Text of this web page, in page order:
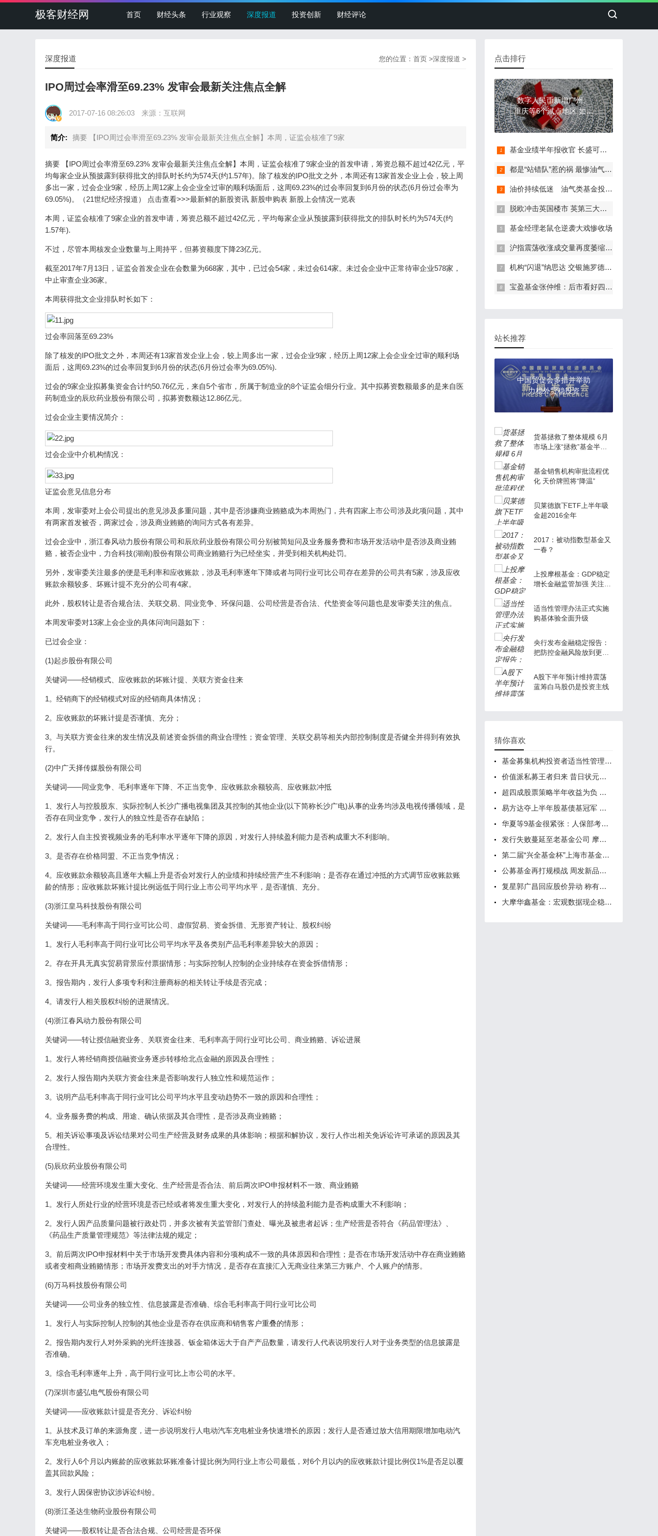
极客财经网 首页 财经头条 行业观察 深度报道 投资创新 财经评论
您的位置： 首页 >深度报道 >
深度报道
IPO周过会率滑至69.23% 发审会最新关注焦点全解
2017-07-16 08:26:03 来源：互联网
简介: 摘要 【IPO周过会率滑至69.23% 发审会最新关注焦点全解】本周，证监会核准了9家
摘要 【IPO周过会率滑至69.23% 发审会最新关注焦点全解】本周，证监会核准了9家企业的首发申请，筹资总额不超过42亿元，平
均每家企业从预披露到获得批文的排队时长约为574天(约1.57年)。除了核发的IPO批文之外，本周还有13家首发企业上会，较上周
多出一家，过会企业9家，经历上周12家上会企业全过审的顺利场面后，这周69.23%的过会率回复到6月份的状态(6月份过会率为
69.05%)。（21世纪经济报道） 点击查看>>>最新鲜的新股资讯 新股申购表 新股上会情况一览表
本周，证监会核准了9家企业的首发申请，筹资总额不超过42亿元，平均每家企业从预披露到获得批文的排队时长约为574天(约
1.57年).
不过，尽管本周核发企业数量与上周持平，但募资额度下降23亿元。
截至2017年7月13日，证监会首发企业在会数量为668家，其中，已过会54家，未过会614家。未过会企业中正常待审企业578家，
中止审查企业36家。
本周获得批文企业排队时长如下：
过会率回落至69.23%
除了核发的IPO批文之外，本周还有13家首发企业上会，较上周多出一家，过会企业9家，经历上周12家上会企业全过审的顺利场
面后，这周69.23%的过会率回复到6月份的状态(6月份过会率为69.05%).
过会的9家企业拟募集资金合计约50.76亿元，来自5个省市，所属于制造业的8个证监会细分行业。其中拟募资数额最多的是来自医
药制造业的辰欣药业股份有限公司，拟募资数额达12.86亿元。
过会企业主要情况简介：
过会企业中介机构情况：
证监会意见信息分布
本周，发审委对上会公司提出的意见涉及多重问题，其中是否涉嫌商业贿赂成为本周热门，共有四家上市公司涉及此项问题，其中
有两家首发被否，两家过会，涉及商业贿赂的询问方式各有差异。
过会企业中，浙江春风动力股份有限公司和辰欣药业股份有限公司分别被简短问及业务服务费和市场开发活动中是否涉及商业贿
赂，被否企业中，力合科技(湖南)股份有限公司商业贿赂行为已经坐实，并受到相关机构处罚。
另外，发审委关注最多的便是毛利率和应收账款，涉及毛利率逐年下降或者与同行业可比公司存在差异的公司共有5家，涉及应收
账款余额较多、坏账计提不充分的公司有4家。
此外，股权转让是否合规合法、关联交易、同业竞争、环保问题、公司经营是否合法、代垫资金等问题也是发审委关注的焦点。
本周发审委对13家上会企业的具体问询问题如下：
已过会企业：
(1)起步股份有限公司
关键词——经销模式、应收账款的坏账计提、关联方资金往来
1。经销商下的经销模式对应的经销商具体情况；
2。应收账款的坏账计提是否谨慎、充分；
3。与关联方资金往来的发生情况及前述资金拆借的商业合理性；资金管理、关联交易等相关内部控制制度是否健全并得到有效执
行。
(2)中广天择传媒股份有限公司
关键词——同业竞争、毛利率逐年下降、不正当竞争、应收账款余额较高、应收账款冲抵
1、发行人与控股股东、实际控制人长沙广播电视集团及其控制的其他企业(以下简称长沙广电)从事的业务均涉及电视传播领域，是
否存在同业竞争，发行人的独立性是否存在缺陷；
2。发行人自主投资视频业务的毛利率水平逐年下降的原因，对发行人持续盈利能力是否构成重大不利影响。
3。是否存在价格同盟、不正当竞争情况；
4。应收账款余额较高且逐年大幅上升是否会对发行人的业绩和持续经营产生不利影响；是否存在通过冲抵的方式调节应收账款账
龄的情形；应收账款坏账计提比例远低于同行业上市公司平均水平，是否谨慎、充分。
(3)浙江皇马科技股份有限公司
关键词——毛利率高于同行业可比公司、虚假贸易、资金拆借、无形资产转让、股权纠纷
1。发行人毛利率高于同行业可比公司平均水平及各类别产品毛利率差异较大的原因；
2。存在开具无真实贸易背景应付票据情形；与实际控制人控制的企业持续存在资金拆借情形；
3。报告期内，发行人多项专利和注册商标的相关转让手续是否完成；
4。请发行人相关股权纠纷的进展情况。
(4)浙江春风动力股份有限公司
关键词——转让授信融资业务、关联资金往来、毛利率高于同行业可比公司、商业贿赂、诉讼进展
1。发行人将经销商授信融资业务逐步转移给北点金融的原因及合理性；
2。发行人报告期内关联方资金往来是否影响发行人独立性和规范运作；
3。说明产品毛利率高于同行业可比公司平均水平且变动趋势不一致的原因和合理性；
4。业务服务费的构成、用途、确认依据及其合理性，是否涉及商业贿赂；
5。相关诉讼事项及诉讼结果对公司生产经营及财务成果的具体影响；根据和解协议，发行人作出相关免诉讼许可承诺的原因及其
合理性。
(5)辰欣药业股份有限公司
关键词——经营环境发生重大变化、生产经营是否合法、前后两次IPO申报材料不一致、商业贿赂
1。发行人所处行业的经营环境是否已经或者将发生重大变化，对发行人的持续盈利能力是否构成重大不利影响；
2。发行人因产品质量问题被行政处罚，并多次被有关监管部门查处、曝光及被患者起诉；生产经营是否符合《药品管理法》、
《药品生产质量管理规范》等法律法规的规定；
3。前后两次IPO申报材料中关于市场开发费具体内容和分项构成不一致的具体原因和合理性；是否在市场开发活动中存在商业贿赂
或者变相商业贿赂情形；市场开发费支出的对手方情况，是否存在直接汇入无商业往来第三方账户、个人账户的情形。
(6)万马科技股份有限公司
关键词——公司业务的独立性、信息披露是否准确、综合毛利率高于同行业可比公司
1。发行人与实际控制人控制的其他企业是否存在供应商和销售客户重叠的情形；
2。报告期内发行人对外采购的光纤连接器、钣金箱体远大于自产产品数量，请发行人代表说明发行人对于业务类型的信息披露是
否准确。
3。综合毛利率逐年上升，高于同行业可比上市公司的水平。
(7)深圳市盛弘电气股份有限公司
关键词——应收账款计提是否充分、诉讼纠纷
1。从技术及订单的来源角度，进一步说明发行人电动汽车充电桩业务快速增长的原因；发行人是否通过放大信用期限增加电动汽
车充电桩业务收入；
2。发行人6个月以内账龄的应收账款坏账准备计提比例为同行业上市公司最低，对6个月以内的应收账款计提比例仅1%是否足以覆
盖其回款风险；
3。发行人因保密协议涉诉讼纠纷。
(8)浙江圣达生物药业股份有限公司
关键词——股权转让是否合法合规、公司经营是否环保
点击排行
数字人民币新增广州、
重庆等6个试点地区 如何
破解发展新问题？
基金业绩半年报收官 长盛可转债领跑债基
都是“站错队”惹的祸 最惨油气类QDII基金跌超25%
油价持续低迷 油气类基金投资价值几何？
脱欧冲击英国楼市 英第三大房产基金被迫中止赎回
基金经理老鼠仓逆袭大戏惨收场
沪指震荡收涨成交量再度萎缩 中小板指创今年以来新高
机构“闪退”纳思达 交银施罗德浮亏8300万待解
宝盈基金张仲维：后市看好四个创新方向
站长推荐
中国贸促会多措并举助
力稳外贸稳投资
货基拯救了整体规模 6月
市场上涨“拯救”基金半年
基金销售机构审批流程优
化 天价牌照将“降温”
贝莱德旗下ETF上半年吸
金超2016全年
2017：被动指数型基金又
一春？
上投摩根基金：GDP稳定
增长金融监管加强 关注绩
适当性管理办法正式实施
购基体验全面升级
央行发布金融稳定报告：
把防控金融风险放到更加
A股下半年预计维持震荡
蓝筹白马股仍是投资主线
猜你喜欢
基金募集机构投资者适当性管理实施指引发布 鼓励有序竞争
价值派私募王者归来 昔日状元难逃“冠军魔咒”
超四成股票策略半年收益为负 私募加仓欲打好7月翻身仗
易方达夺上半年股基债基冠军 交银夺QDII冠军
华夏等9基金很紧张：人保部考核年金管理 5情形会被取消资格
发行失败蔓延至老基金公司 摩根士丹利华鑫新基金发行夭折
第二届“兴全基金杯”上海市基金同业公会足球赛圆满落幕
公募基金再打规模战 周发新品数量创今年新高
复星郭广昌回应股价异动 称有人故意造谣
大摩华鑫基金：宏观数据现企稳迹象 谨慎看待反弹持续性